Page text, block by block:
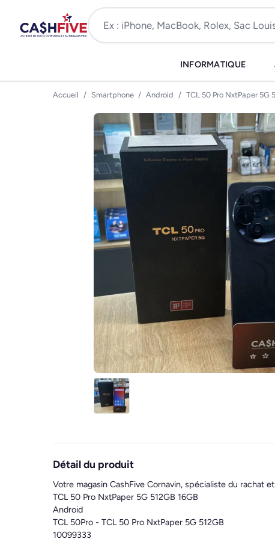
INFORMATIQUE
Accueil / Smartphone / Android / TCL 50 Pro NxtPaper 5G
Détail du produit
Votre magasin CashFive Cornavin, spécialiste du rachat
TCL 50 Pro NxtPaper 5G 512GB 16GB
Android
TCL 50Pro - TCL 50 Pro NxtPaper 5G 512GB
10099333